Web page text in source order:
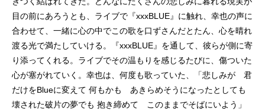
目の前にあろうとも、ライブで『xxxBLUE』に触れ、幸也の声に
合わせて、一緒に心の中でこの歌を口ずさんだとたん、心を晴れ
渡る光で満たしていける。『xxxBLUE』を通して、彼らが側に寄
り添ってくれる。ライブでその温もりを感じるたびに、傷ついた
心が塞がれていく。幸也は、何度も歌っていた、「悲しみが 君
だけをBlueに変えて 何もかも あきらめそうになったとしても
壊された破片の夢でも 抱き締めて このままでそばにいよう」